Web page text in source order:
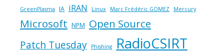
GreenPlasma IA iRAN Linux Marc Frédéric GOMEZ Mercury
Microsoft NPM Open Source
Patch Tuesday Phishing RadioCSIRT